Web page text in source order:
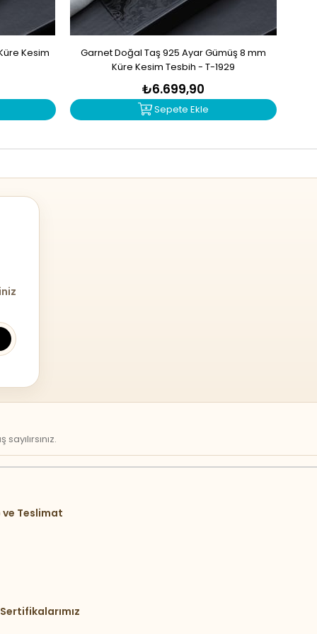
Kesim
Garnet Doğal Taş 925 Ayar Gümüş 8 mm
Küre Kesim Tesbih - T-1929
₺6.699,90
Sepete Ekle
ve Teslimat
Sertifikalarımız